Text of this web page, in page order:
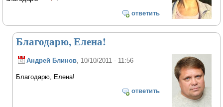
ответить
Благодарю, Елена!
Андрей Блинов , 10/10/2011 - 11:56
Благодарю, Елена!
ответить